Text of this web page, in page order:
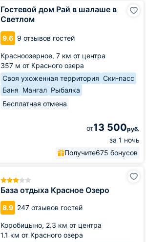
Гостевой дом Рай в шалаше в
Светлом
9.6 9 отзывов гостей
Красноозерное, 7 км от центра
357 м от Красного озера
Своя ухоженная территория Ски-пасс
Баня Мангал Рыбалка
Бесплатная отмена
от13 500руб.
за 1 ночь
Получите675 бонусов
База отдыха Красное Озеро
8.9 247 отзывов гостей
Коробицыно, 2.3 км от центра
1.1 км от Красного озера